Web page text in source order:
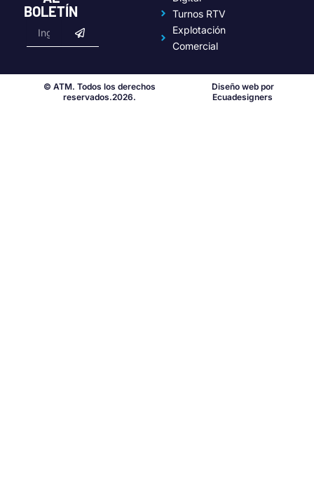
BOLETÍN
Turnos RTV
Explotación
Comercial
© ATM. Todos los derechos
reservados.2026.
Diseño web por
Ecuadesigners